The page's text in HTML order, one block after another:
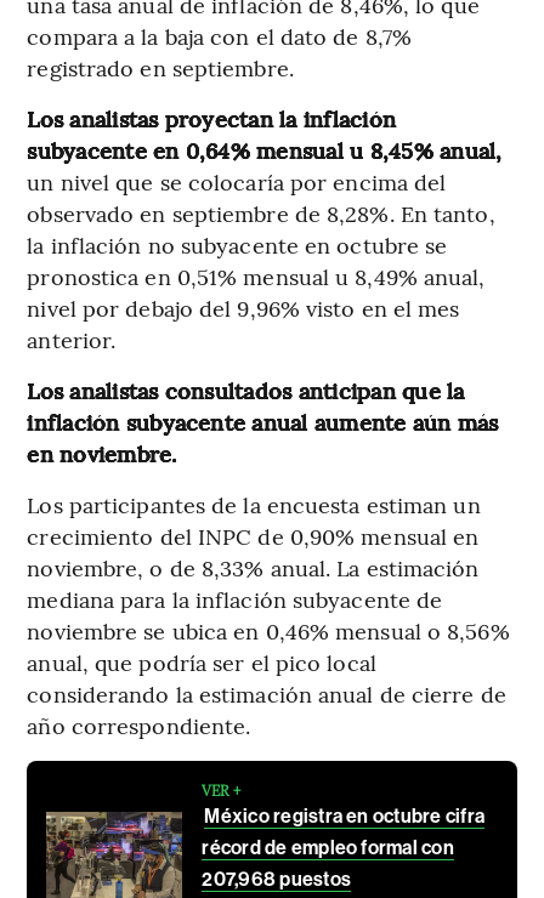
compara a la baja con el dato de 8,7%
registrado en septiembre.
Los analistas proyectan la inflación
subyacente en 0,64% mensual u 8,45% anual,
un nivel que se colocaría por encima del
observado en septiembre de 8,28%. En tanto,
la inflación no subyacente en octubre se
pronostica en 0,51% mensual u 8,49% anual,
nivel por debajo del 9,96% visto en el mes
anterior.
Los analistas consultados anticipan que la
inflación subyacente anual aumente aún más
en noviembre.
Los participantes de la encuesta estiman un
crecimiento del INPC de 0,90% mensual en
noviembre, o de 8,33% anual. La estimación
mediana para la inflación subyacente de
noviembre se ubica en 0,46% mensual o 8,56%
anual, que podría ser el pico local
considerando la estimación anual de cierre de
año correspondiente.
VER +
México registra en octubre cifra
récord de empleo formal con
207,968 puestos